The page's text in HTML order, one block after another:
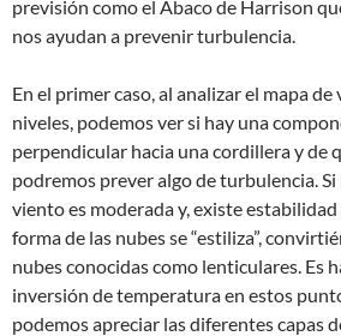
previsión como el Ábaco de Harrison
nos ayudan a prevenir turbulencia.
En el primer caso, al analizar el mapa
niveles, podemos ver si hay una
perpendicular hacia una cordillera y de
podremos prever algo de turbulencia.
viento es moderada y, existe
forma de las nubes se “estiliza”,
nubes conocidas como lenticulares. Es
inversión de temperatura en estos
podemos apreciar las diferentes capas